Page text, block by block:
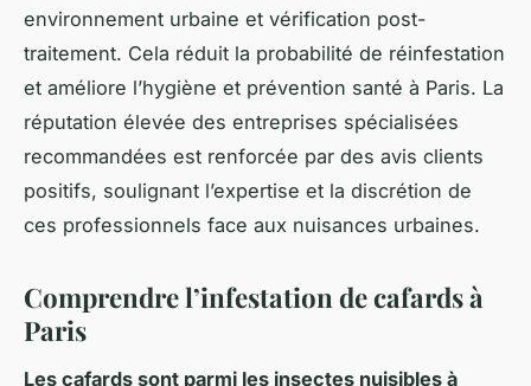
environnement urbaine et vérification post-
traitement. Cela réduit la probabilité de réinfestation
et améliore l’hygiène et prévention santé à Paris. La
réputation élevée des entreprises spécialisées
recommandées est renforcée par des avis clients
positifs, soulignant l’expertise et la discrétion de
ces professionnels face aux nuisances urbaines.
Comprendre l’infestation de cafards à
Paris
Les cafards sont parmi les insectes nuisibles à